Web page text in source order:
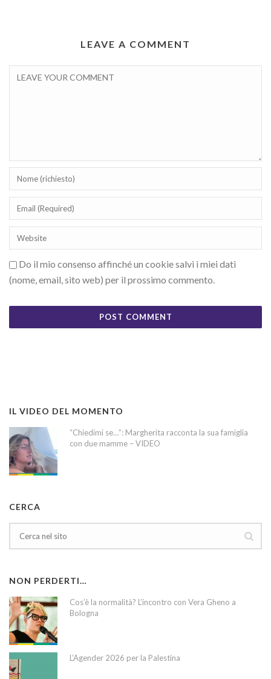
LEAVE A COMMENT
Do il mio consenso affinché un cookie salvi i miei dati
(nome, email, sito web) per il prossimo commento.
IL VIDEO DEL MOMENTO
“Chiedimi se…”: Margherita racconta la sua famiglia
con due mamme – VIDEO
CERCA
NON PERDERTI…
Cos’è la normalità? L’incontro con Vera Gheno a
Bologna
L’Agender 2026 per la Palestina